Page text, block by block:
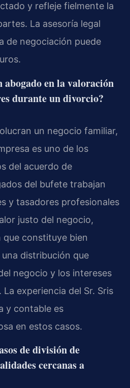
y refleje fielmente la
La asesoría legal
de negociación puede
abogado en la valoración
durante un divorcio?
un negocio familiar,
es uno de los
del acuerdo de
del bufete trabajan
y tasadores profesionales
justo del negocio,
constituye bien
distribución que
negocio y los intereses
experiencia del Sr. Sris
y contable es
en estos casos.
de división de
cercanas a